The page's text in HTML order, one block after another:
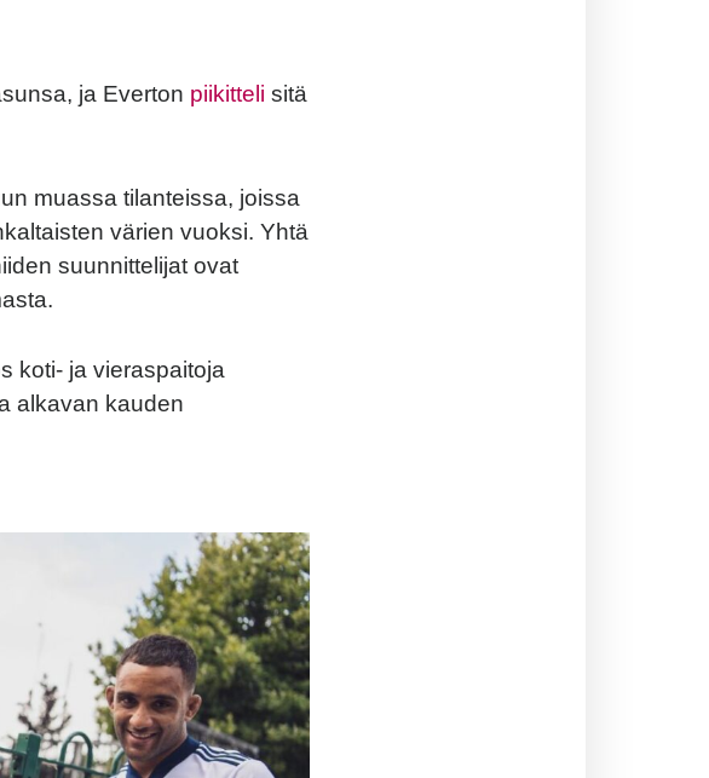
ja Everton piikitteli sitä
muassa tilanteissa, joissa
värien vuoksi. Yhtä
suunnittelijat ovat
koti- ja vieraspaitoja
alkavan kauden